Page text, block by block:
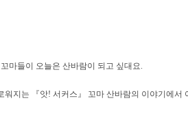
마들이 오늘은 산바람이 되고 싶대요.
워지는 『앗! 서커스』 꼬마 산바람의 이야기에서